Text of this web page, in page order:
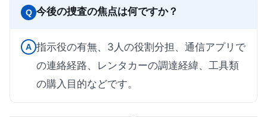
Q 今後の捜査の焦点は何ですか？
A 指示役の有無、3人の役割分担、通信アプリで
の連絡経路、レンタカーの調達経緯、工具類
の購入目的などです。